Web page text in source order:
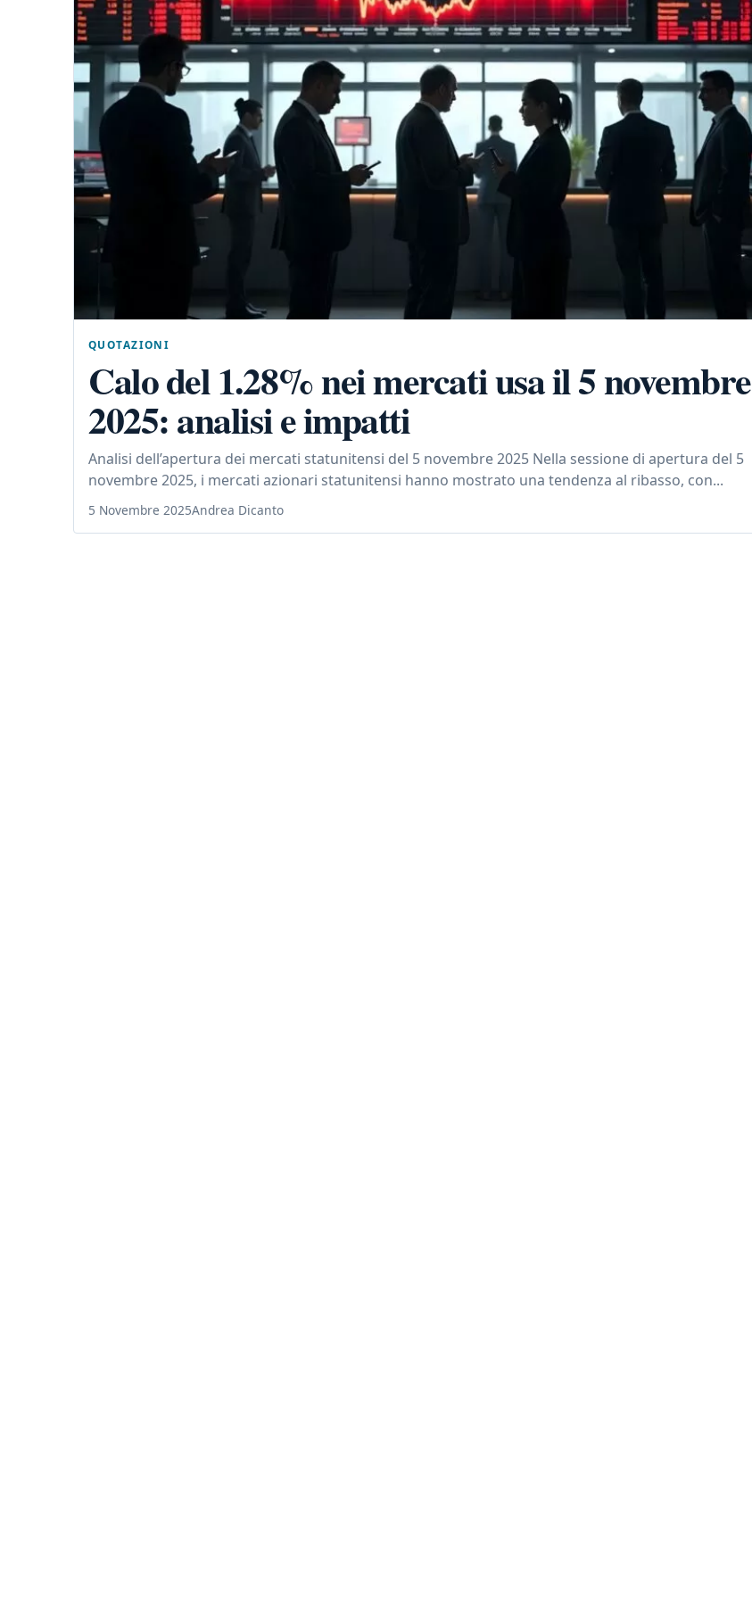
QUOTAZIONI
Calo del 1.28% nei mercati usa il 5 novembre
2025: analisi e impatti
Analisi dell’apertura dei mercati statunitensi del 5 novembre 2025 Nella sessione di apertura del 5
novembre 2025, i mercati azionari statunitensi hanno mostrato una tendenza al ribasso, con...
5 Novembre 2025Andrea Dicanto